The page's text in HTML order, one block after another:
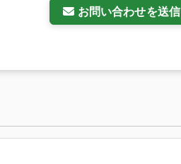
お問い合わせを送信